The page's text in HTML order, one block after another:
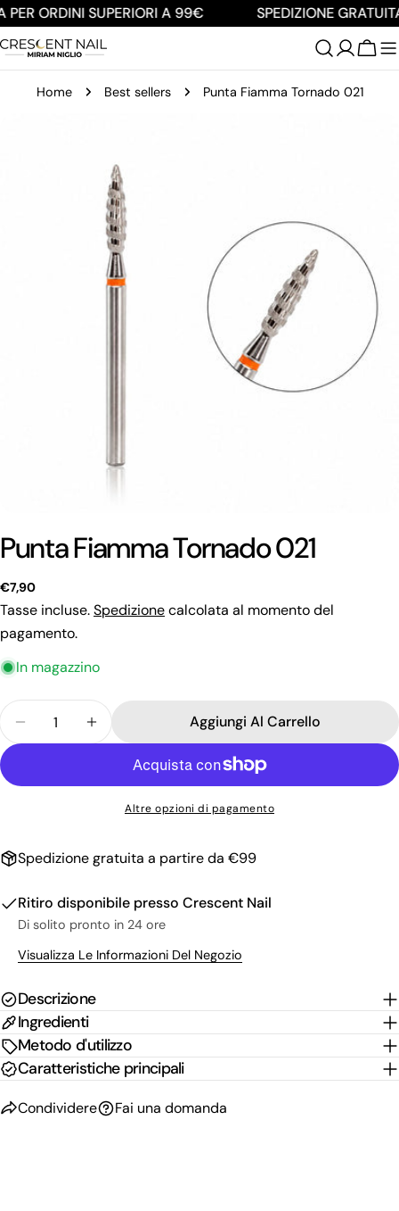
Salta
contenuto
ORDINI SUPERIORI A 99€ SPEDIZIONE
Home Best sellers Punta Fiamma Tornado 021
supporto 0 in modalità modale
Punta Fiamma Tornado 021
Prezzo
regolare
€7,90
Tasse incluse.Spedizionecalcolata al momento del
pagamento.
In magazzino
Diminuisci La Quantità Per Punta Fiamma
Aumenta La Quantità Per Punta Fiamma
Aggiungi Al Carrello
Altre opzioni di pagamento
Spedizione gratuita a partire da €99
Ritiro disponibile presso Crescent Nail
Di solito pronto in 24 ore
Visualizza Le Informazioni Del Negozio
Descrizione
Ingredienti
Metodo d'utilizzo
Caratteristiche principali
Condividere
Condividi questo prodotto
Condividi
Facebook
Condividi
X
Pin
Fai una domanda
Il
La
email
tuo
I campi contrassegnati * sono obbligatori.